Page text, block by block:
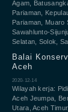
Agam,
Pariaman,
Pariaman, Muaro
Sawahlunto-
Selatan, Solok,
Balai
Aceh
2020-12-14
Wilayah kerja:
Aceh Jeumpa,
Utara, Aceh